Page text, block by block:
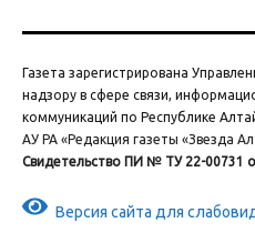
Газета зарегистрирована
надзору в сфере связи,
коммуникаций по Республике
АУ РА «Редакция газеты «Звезда
Свидетельство ПИ № ТУ 22-00731
Версия сайта для